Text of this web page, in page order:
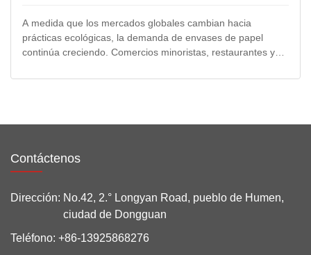
A medida que los mercados globales cambian hacia
prácticas ecológicas, la demanda de envases de papel
continúa creciendo. Comercios minoristas, restaurantes y
Contáctenos
Dirección: No.42, 2.° Longyan Road, pueblo de Humen,
ciudad de Dongguan
Teléfono: +86-13925868276